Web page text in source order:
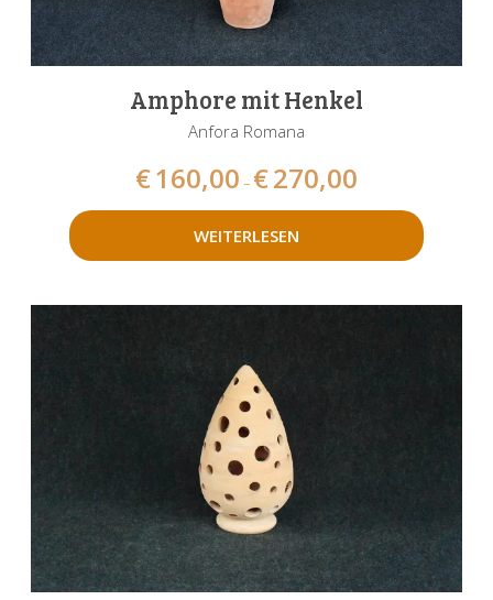
Amphore mit Henkel
Anfora Romana
€160,00 – €270,00
WEITERLESEN